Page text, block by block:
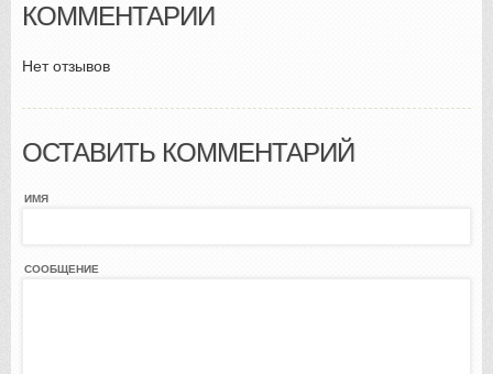
КОММЕНТАРИИ
Нет отзывов
ОСТАВИТЬ КОММЕНТАРИЙ
ИМЯ
СООБЩЕНИЕ